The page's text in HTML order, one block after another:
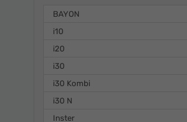
BAYON
i10
i20
i30
i30 Kombi
i30 N
Inster